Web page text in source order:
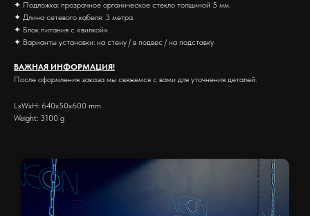
✦ Подложка: прозрачное органическое стекло толщиной 5 мм.
✦ Длина сетевого кабеля: 3 метра.
✦ Блок питания с «вилкой».
✦ Варианты установки: на стену / в подвес / на подставку
ВАЖНАЯ ИНФОРМАЦИЯ!
После оформления заказа мы свяжемся с вами для уточнения деталей.
LxWxH: 640x50x600 mm
Weight: 3100 g